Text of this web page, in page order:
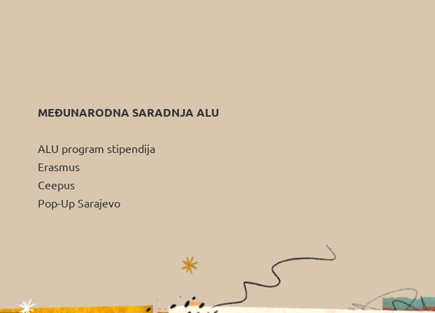
MEĐUNARODNA SARADNJA ALU
ALU program stipendija
Erasmus
Ceepus
Pop-Up Sarajevo